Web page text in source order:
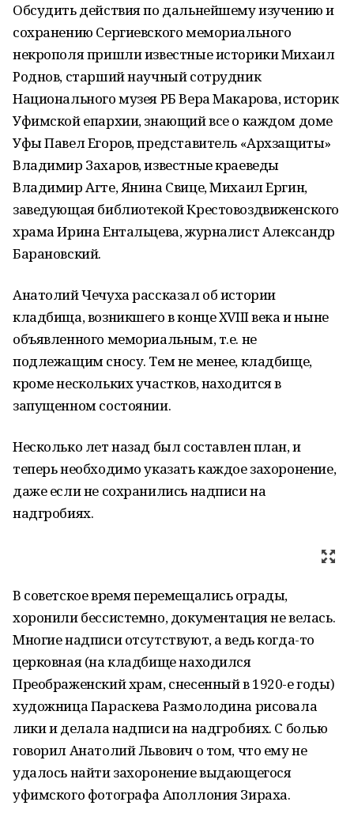
Обсудить действия по дальнейшему изучению и
сохранению Сергиевского мемориального
некрополя пришли известные историки Михаил
Роднов, старший научный сотрудник
Национального музея РБ Вера Макарова, историк
Уфимской епархии, знающий все о каждом доме
Уфы Павел Егоров, представитель «Архзащиты»
Владимир Захаров, известные краеведы
Владимир Агте, Янина Свице, Михаил Ергин,
заведующая библиотекой Крестовоздвиженского
храма Ирина Ентальцева, журналист Александр
Барановский.
Анатолий Чечуха рассказал об истории
кладбища, возникшего в конце XVIII века и ныне
объявленного мемориальным, т.е. не
подлежащим сносу. Тем не менее, кладбище,
кроме нескольких участков, находится в
запущенном состоянии.
Несколько лет назад был составлен план, и
теперь необходимо указать каждое захоронение,
даже если не сохранились надписи на
надгробиях.
В советское время перемещались ограды,
хоронили бессистемно, документация не велась.
Многие надписи отсутствуют, а ведь когда-то
церковная (на кладбище находился
Преображенский храм, снесенный в 1920-е годы)
художница Параскева Размолодина рисовала
лики и делала надписи на надгробиях. С болью
говорил Анатолий Львович о том, что ему не
удалось найти захоронение выдающегося
уфимского фотографа Аполлония Зираха.